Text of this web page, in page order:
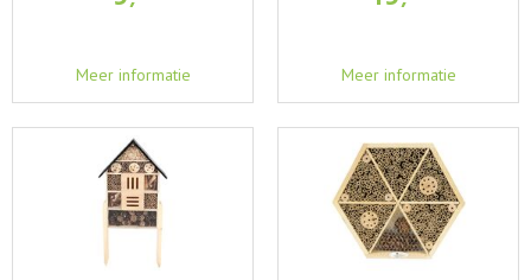
Meer informatie Meer informatie